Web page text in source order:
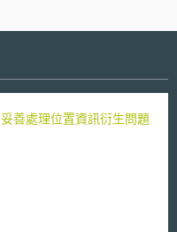
善處理位置資訊衍生問題